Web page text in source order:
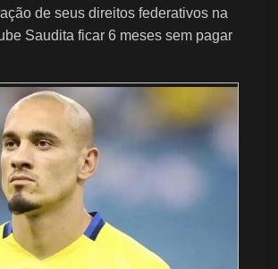
de seus direitos federativos na
Saudita ficar 6 meses sem pagar